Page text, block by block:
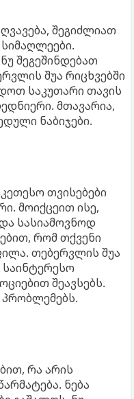
შეგიძლიათ
შეგეშინდებათ
შუა რიცხვებში
საკუთარი თავის
მთავარია,
ნაბიჯები.
თვისებები
მოიქცეით ისე,
სასიამოვნოდ
რომ თქვენი
თებერვლის შუა
საინტერესო
შეავსებს.
პრობლემებს.
რა არის
ნება